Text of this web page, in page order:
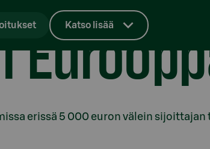
Katso lisää
erissä 5 000 euron välein sijoittajan